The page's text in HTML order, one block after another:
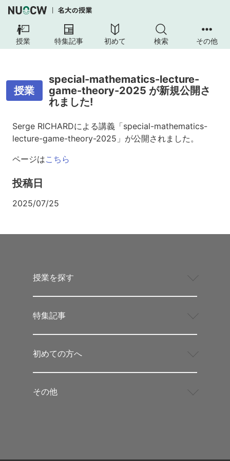
授業 特集記事 初めて 検索 その他
授業
special-mathematics-lecture-
game-theory-2025 が新規公開さ
れました!
Serge RICHARDによる講義「special-mathematics-
lecture-game-theory-2025」が公開されました。
ページはこちら
投稿日
2025/07/25
授業を探す
特集記事
初めての方へ
その他